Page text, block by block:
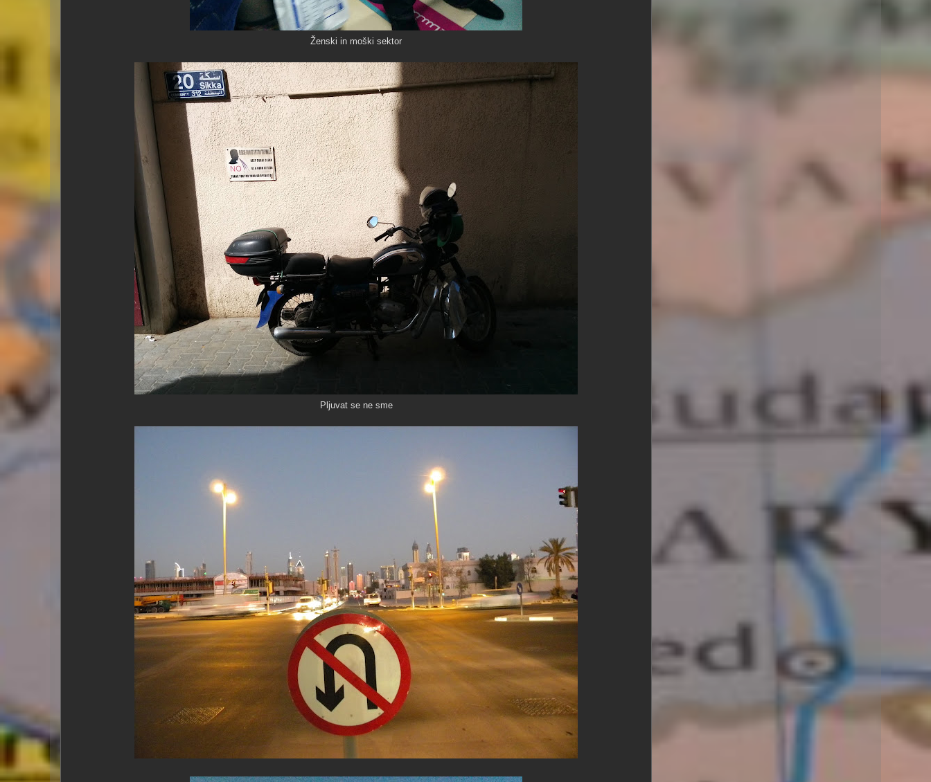
Ženski in moški sektor
Pljuvat se ne sme